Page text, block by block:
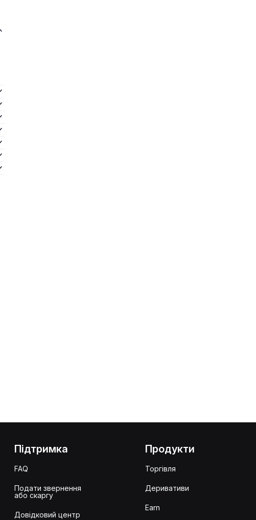
Підтримка
FAQ
Подати звернення
або скаргу
Довідковий центр
Продукти
Торгівля
Деривативи
Earn